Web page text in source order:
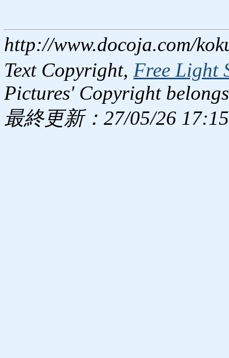
http://www.docoja.com/
Text Copyright, Free Light
Pictures' Copyright
最終更新：27/05/26 17:15